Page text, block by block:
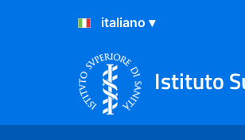
Salta al Contenuto
Salta al Footer
Istituto